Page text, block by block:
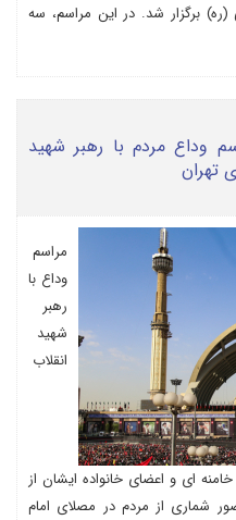
برگزار شد. در این مراسم، سه
وداع مردم با رهبر شهید
تهران
مراسم
وداع با
رهبر
شهید
انقلاب
ای و اعضای خانواده ایشان از
تیرماه ۱۴۰۵ با حضور شماری از مردم در مصلای امام